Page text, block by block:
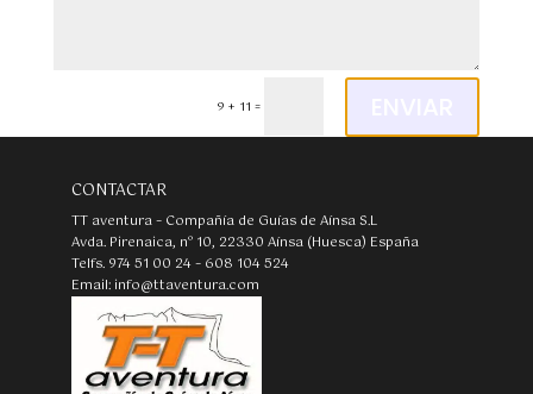
9 + 11 =
CONTACTAR
TT aventura – Compañía de Guías de Aínsa S.L
Avda. Pirenaica, nº 10, 22330 Aínsa (Huesca) España
Telfs. 974 51 00 24 – 608 104 524
Email: info@ttaventura.com